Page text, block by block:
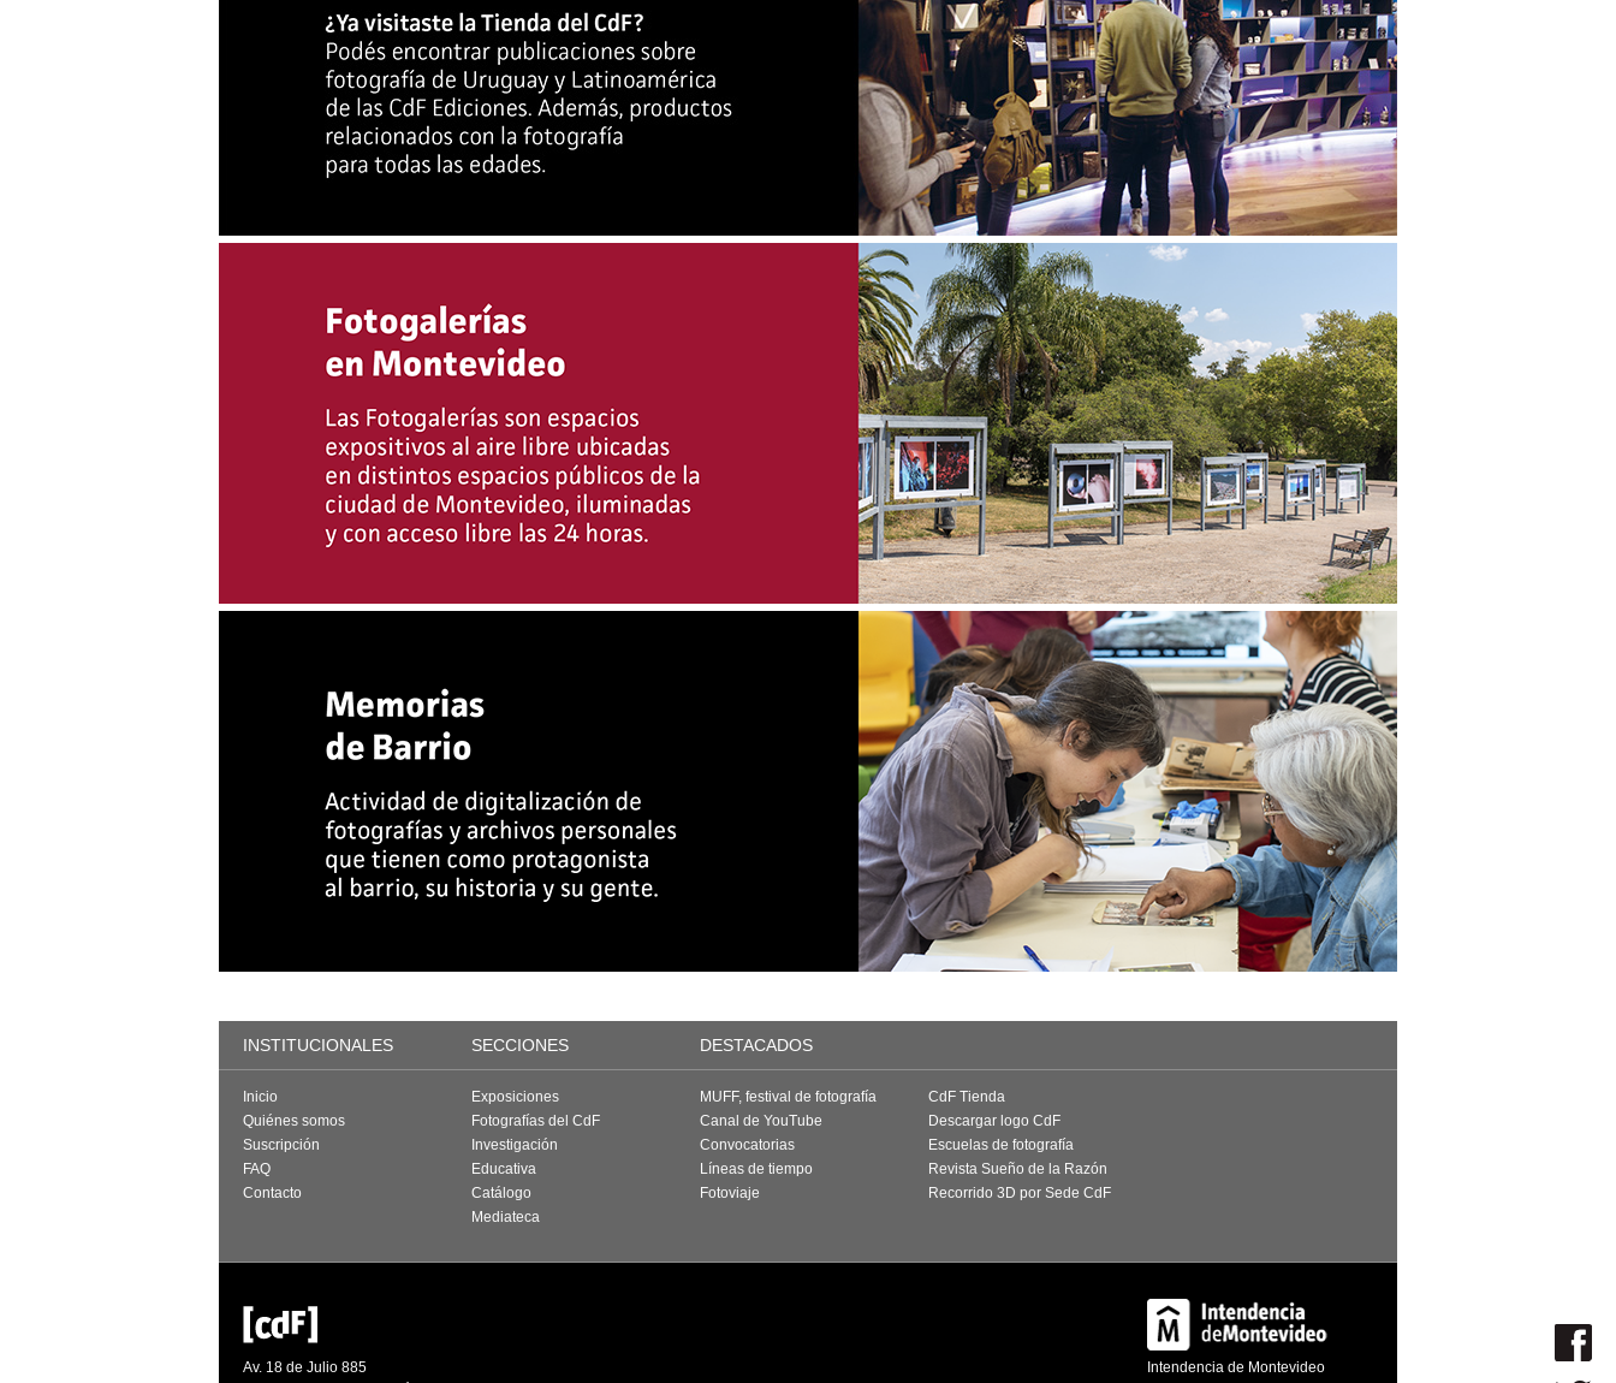
INSTITUCIONALES SECCIONES DESTACADOS
Inicio
Quiénes somos
Suscripción
FAQ
Contacto
Exposiciones
Fotografías del CdF
Investigación
Educativa
Catálogo
Mediateca
MUFF, festival de fotografía
Canal de YouTube
Convocatorias
Líneas de tiempo
Fotoviaje
CdF Tienda
Descargar logo CdF
Escuelas de fotografía
Revista Sueño de la Razón
Recorrido 3D por Sede CdF
Av. 18 de Julio 885
Intendencia de Montevideo